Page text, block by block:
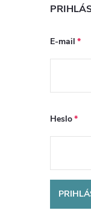
E-mail
Heslo